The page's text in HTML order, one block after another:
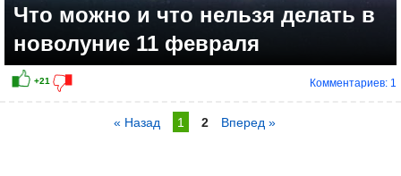
Что можно и что нельзя делать в
новолуние 11 февраля
Комментариев: 1
« Назад 1 2 Вперед »